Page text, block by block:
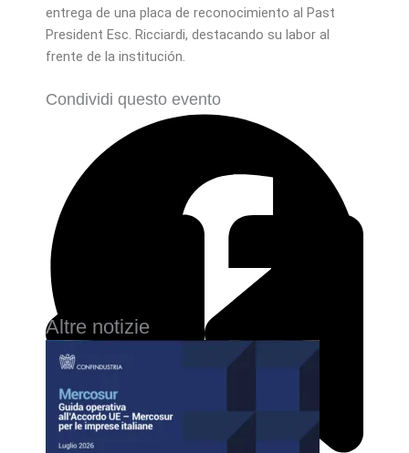
entrega de una placa de reconocimiento al Past
President Esc. Ricciardi, destacando su labor al
frente de la institución.
Condividi questo evento
Altre notizie